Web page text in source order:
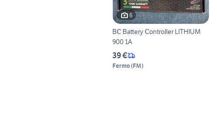
6
BC Battery Controller LITHIUM
900 1A
39 €
Fermo(FM)